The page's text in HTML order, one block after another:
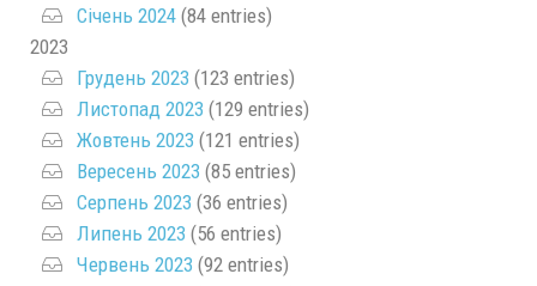
Січень 2024 (84 entries)
2023
Грудень 2023 (123 entries)
Листопад 2023 (129 entries)
Жовтень 2023 (121 entries)
Вересень 2023 (85 entries)
Серпень 2023 (36 entries)
Липень 2023 (56 entries)
Червень 2023 (92 entries)